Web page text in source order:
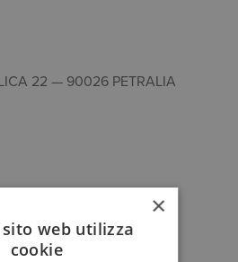
22 — 90026 PETRALIA
×
web utilizza
cookie